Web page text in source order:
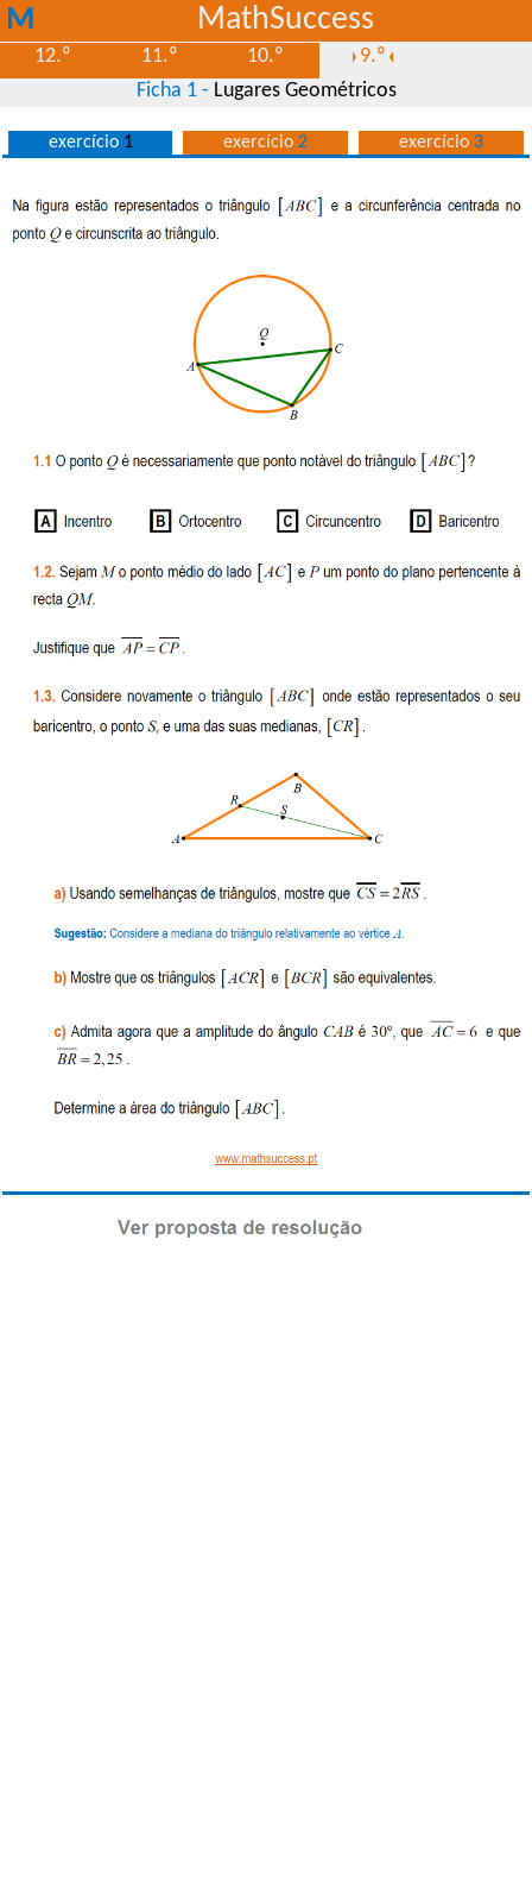
M
MathSuccess
12.º 11.º 10.º
9.º
Ficha 1 - Lugares Geométricos
exercício 1 exercício2 exercício 3